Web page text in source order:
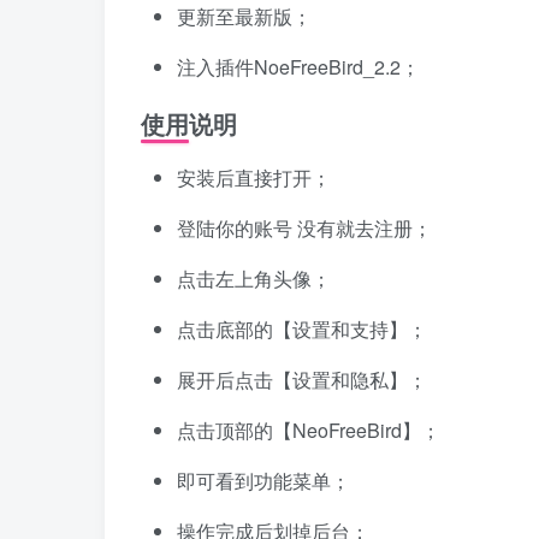
更新至最新版；
注入插件NoeFreeBird_2.2；
使用说明
安装后直接打开；
登陆你的账号 没有就去注册；
点击左上角头像；
点击底部的【设置和支持】；
展开后点击【设置和隐私】；
点击顶部的【NeoFreeBird】；
即可看到功能菜单；
操作完成后划掉后台；